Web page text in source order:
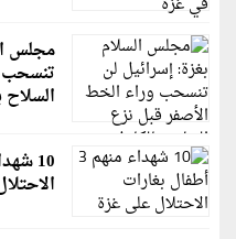
مجلس
تنسحب
السلاح